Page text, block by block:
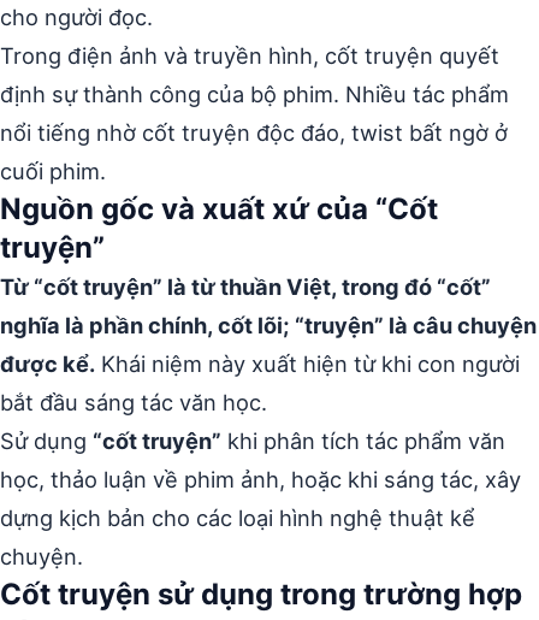
cho người đọc.
Trong điện ảnh và truyền hình, cốt truyện quyết
định sự thành công của bộ phim. Nhiều tác phẩm
nổi tiếng nhờ cốt truyện độc đáo, twist bất ngờ ở
cuối phim.
Nguồn gốc và xuất xứ của “Cốt
truyện”
Từ “cốt truyện” là từ thuần Việt, trong đó “cốt”
nghĩa là phần chính, cốt lõi; “truyện” là câu chuyện
được kể. Khái niệm này xuất hiện từ khi con người
bắt đầu sáng tác văn học.
Sử dụng “cốt truyện” khi phân tích tác phẩm văn
học, thảo luận về phim ảnh, hoặc khi sáng tác, xây
dựng kịch bản cho các loại hình nghệ thuật kể
chuyện.
Cốt truyện sử dụng trong trường hợp